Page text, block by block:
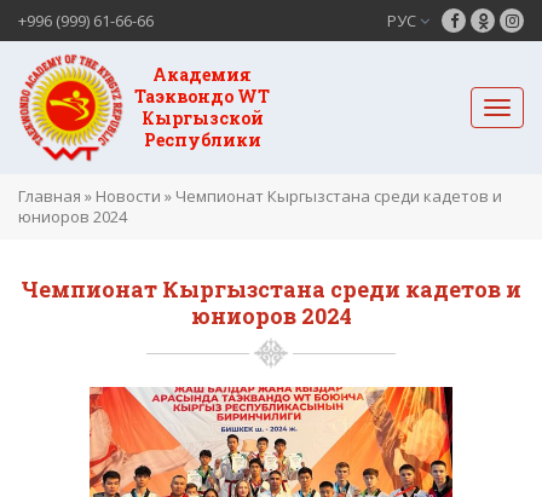
+996 (999) 61-66-66 РУС
Академия
Таэквондо WT
Кыргызской
Республики
Главная » Новости » Чемпионат Кыргызстана среди кадетов и
юниоров 2024
Чемпионат Кыргызстана среди кадетов и
юниоров 2024